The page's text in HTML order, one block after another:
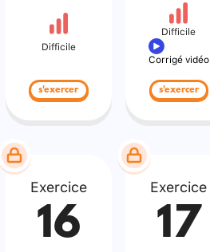
Difficile
s'exercer
Difficile
Corrigé vidéo
s'exercer
Exercice
16
Exercice
17